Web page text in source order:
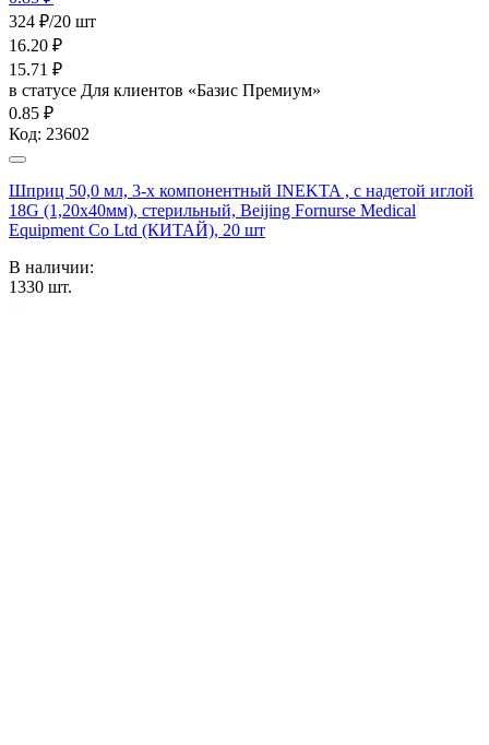
324 ₽/20 шт
16.20 ₽
15.71 ₽
в статусе Для клиентов «Базис Премиум»
0.85 ₽
Код: 23602
Шприц 50,0 мл, 3-х компонентный INEKTA , с надетой иглой
18G (1,20х40мм), стерильный, Beijing Fornurse Medical
Equipment Co Ltd (КИТАЙ), 20 шт
В наличии:
1330 шт.